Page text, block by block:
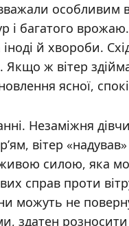
особливим
багатого
й хвороби.
Якщо ж вітер
ясної,
Незаміжня
вітер
силою, яка
справ проти
не
здатен розносити